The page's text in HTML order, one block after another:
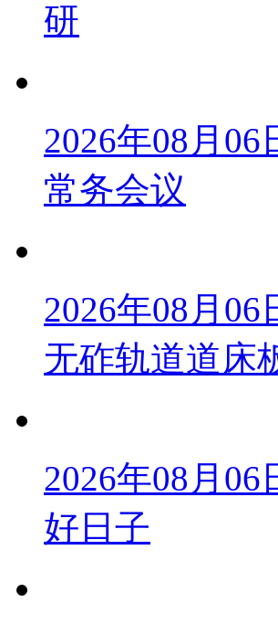
研
2026年08月
常务会议
2026年08月
无砟轨道道床
2026年08月
好日子